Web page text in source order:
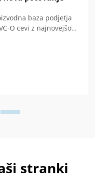
baza podjetja
O cevi z najnovejšo
stranki